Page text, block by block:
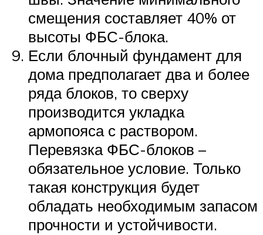
смещения составляет 40% от
высоты ФБС-блока.
Если блочный фундамент для
дома предполагает два и более
ряда блоков, то сверху
производится укладка
армопояса с раствором.
Перевязка ФБС-блоков –
обязательное условие. Только
такая конструкция будет
обладать необходимым запасом
прочности и устойчивости.